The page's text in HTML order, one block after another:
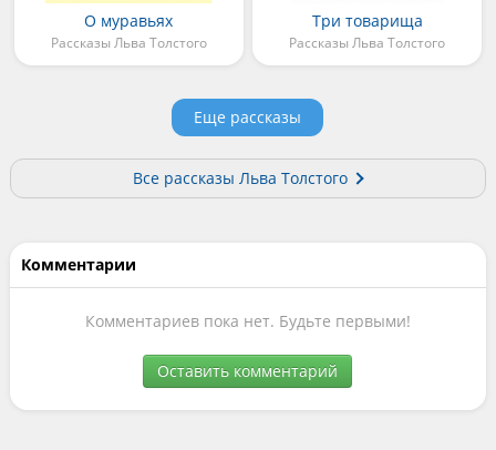
О муравьях
Рассказы Льва Толстого
Три товарища
Рассказы Льва Толстого
Еще рассказы
Все рассказы Льва Толстого
Комментарии
Комментариев пока нет. Будьте первыми!
Оставить комментарий